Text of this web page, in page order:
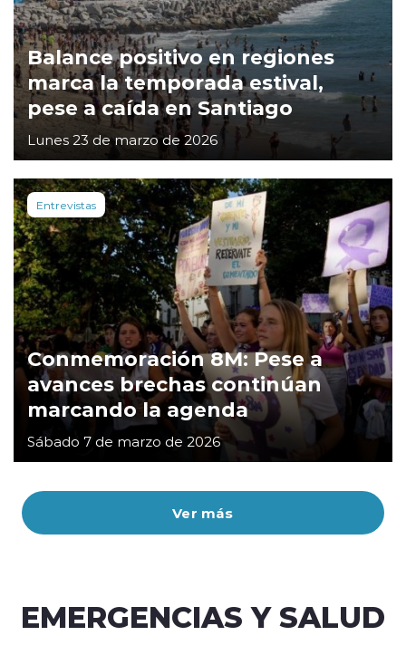
Ver más
Balance positivo en regiones
marca la temporada estival,
pese a caída en Santiago
Lunes 23 de marzo de 2026
Entrevistas
Conmemoración 8M: Pese a
avances brechas continúan
marcando la agenda
Sábado 7 de marzo de 2026
EMERGENCIAS Y SALUD